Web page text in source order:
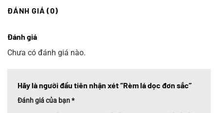
ĐÁNH GIÁ (0)
Đánh giá
Chưa có đánh giá nào.
Hãy là người đầu tiên nhận xét “Rèm lá dọc đơn sắc”
Đánh giá của bạn*